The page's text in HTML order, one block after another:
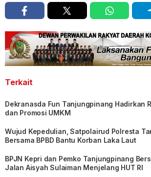
Terkait
Dekranasda Fun Tanjungpinang Hadirkan
dan Promosi UMKM
Wujud Kepedulian, Satpolairud Polresta
Bersama BPBD Bantu Korban Laka Laut
BPJN Kepri dan Pemko Tanjungpinang
Jalan Aisyah Sulaiman Menjelang HUT RI